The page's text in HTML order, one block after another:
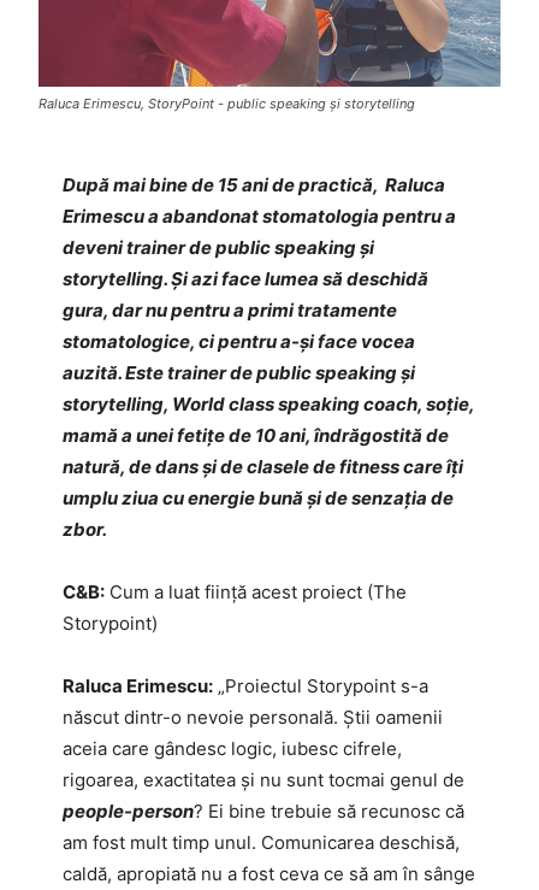
Raluca Erimescu, StoryPoint - public speaking și storytelling
După mai bine de 15 ani de practică, Raluca
Erimescu a abandonat stomatologia pentru a
deveni trainer de public speaking și
storytelling. Și azi face lumea să deschidă
gura, dar nu pentru a primi tratamente
stomatologice, ci pentru a-și face vocea
auzită.Este trainer de public speaking și
storytelling, World class speaking coach, soție,
mamă a unei fetițe de 10 ani, îndrăgostită de
natură, de dans și de clasele de fitness care îți
umplu ziua cu energie bună și de senzația de
zbor.
C&B: Cum a luat ființă acest proiect (The
Storypoint)
Raluca Erimescu: „Proiectul Storypoint s-a
născut dintr-o nevoie personală. Știi oamenii
aceia care gândesc logic, iubesc cifrele,
rigoarea, exactitatea și nu sunt tocmai genul de
people-person? Ei bine trebuie să recunosc că
am fost mult timp unul. Comunicarea deschisă,
caldă, apropiată nu a fost ceva ce să am în sânge